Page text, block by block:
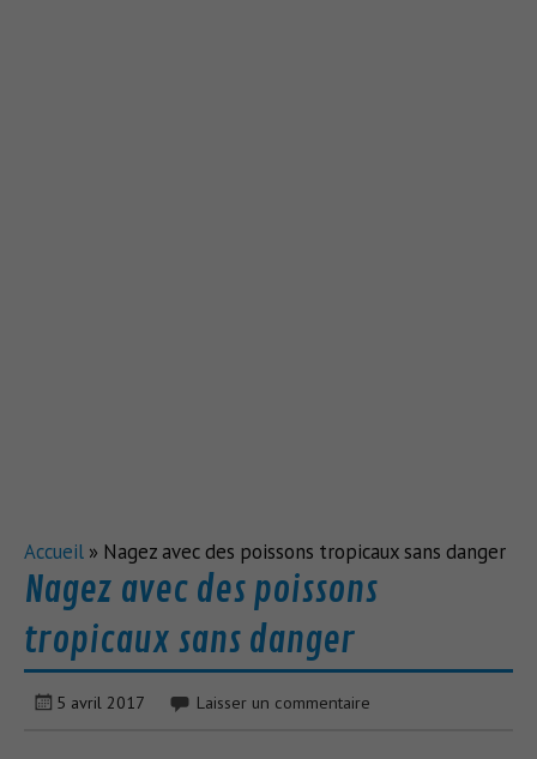
Accueil » Nagez avec des poissons tropicaux sans danger
Nagez avec des poissons
tropicaux sans danger
5 avril 2017 Laisser un commentaire